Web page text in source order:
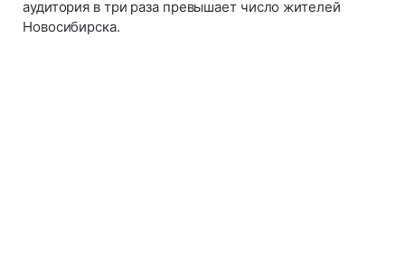
аудитория в три раза превышает число жителей
Новосибирска.